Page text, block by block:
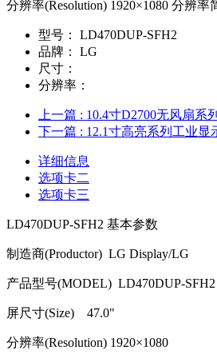
分辨率(Resolution) 1920×1080 分辨率
型号：
LD470DUP-SFH2
品牌：
LG
尺寸：
分辨率：
上一篇 : 10.4寸D2700无风扇系
下一篇 : 12.1寸高亮系列工业显
详细信息
选项卡二
选项卡三
LD470DUP-SFH2 基本参数
制造商(Productor) LG Display/LG
产品型号(MODEL) LD470DUP-SFH2
屏尺寸(Size) 47.0"
分辨率(Resolution) 1920×1080